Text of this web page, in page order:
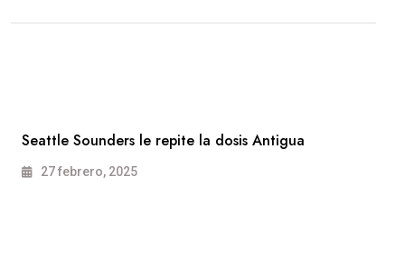
Seattle Sounders le repite la dosis Antigua
27 febrero, 2025